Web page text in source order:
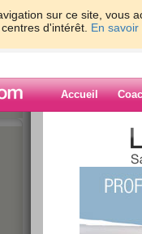
sur ce site, vous
d'intérêt. En
Accueil
>
Blog